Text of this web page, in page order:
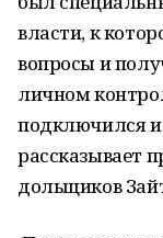
власти, к
вопросы и
личном
подключился
рассказывает
дольщиков